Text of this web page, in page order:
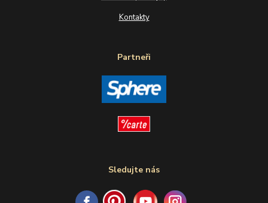
Kontakty
Partneři
Sledujte nás